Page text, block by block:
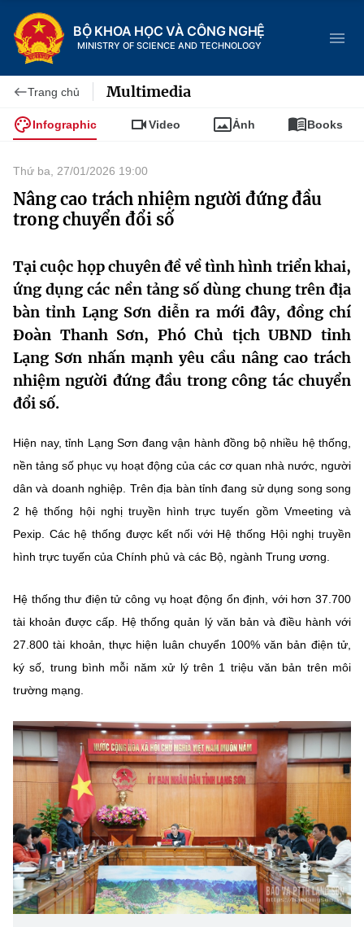
BỘ KHOA HỌC VÀ CÔNG NGHỆ
MINISTRY OF SCIENCE AND TECHNOLOGY
Trang chủ
Giới thiệu
Chức năng nhiệm vụ
Cơ cấu tổ chức
Lịch sử phát triển
Sở Khoa học và Công nghệ
Tin tức sự kiện
Khoa học và Công nghệ
Đổi mới sáng tạo
Chuyển đổi số
Sở hữu trí tuệ
Tiêu chuẩn, đo lường, chất lượng
Tin địa phương
Dịch vụ công
Hệ thống văn bản
Văn bản QPPL
Lấy ý kiến người dân về dự thảo VBQPPL
MST IOFFICE
Khoa học và Công nghệ
Đổi mới sáng tạo
Chuyển đổi số
Sở hữu trí tuệ
Năng lượng nguyên tử
THƯ ĐIỆN TỬ
Khác
Videos
Infographic
Voice
Nhiệm vụ trọng tâm
Chọn ngôn ngữ
Vietnamese English
BỘ KHOA HỌC VÀ CÔNG NGHỆ
MINISTRY OF SCIENCE AND TECHNOLOGY
Điều khoản sử dụng Theo dõi MST: Góp ý
Trang chủ Multimedia
Infographic Video Ảnh Books
Thứ ba, 27/01/2026 19:00
Nâng cao trách nhiệm người đứng đầu
trong chuyển đổi số
Tại cuộc họp chuyên đề về tình hình triển khai,
ứng dụng các nền tảng số dùng chung trên địa
bàn tỉnh Lạng Sơn diễn ra mới đây, đồng chí
Đoàn Thanh Sơn, Phó Chủ tịch UBND tỉnh
Lạng Sơn nhấn mạnh yêu cầu nâng cao trách
nhiệm người đứng đầu trong công tác chuyển
đổi số.
Hiện nay, tỉnh Lạng Sơn đang vận hành đồng bộ nhiều hệ thống,
nền tảng số phục vụ hoạt động của các cơ quan nhà nước, người
dân và doanh nghiệp. Trên địa bàn tỉnh đang sử dụng song song
2 hệ thống hội nghị truyền hình trực tuyến gồm Vmeeting và
Pexip. Các hệ thống được kết nối với Hệ thống Hội nghị truyền
hình trực tuyến của Chính phủ và các Bộ, ngành Trung ương.
Hệ thống thư điện tử công vụ hoạt động ổn định, với hơn 37.700
tài khoản được cấp. Hệ thống quản lý văn bản và điều hành với
27.800 tài khoản, thực hiện luân chuyển 100% văn bản điện tử,
ký số, trung bình mỗi năm xử lý trên 1 triệu văn bản trên môi
trường mạng.